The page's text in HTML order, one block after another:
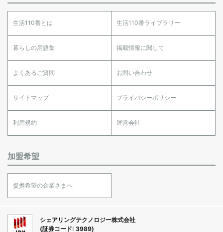
生活110番とは 生活110番ライブラリー
暮らしの用語集 掲載情報に関して
よくあるご質問 お問い合わせ
サイトマップ プライバシーポリシー
利用規約 運営会社
加盟希望
提携希望の企業さまへ
シェアリングテクノロジー株式会社
(証券コード: 3989)